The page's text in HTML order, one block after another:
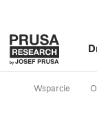
Wsparcie